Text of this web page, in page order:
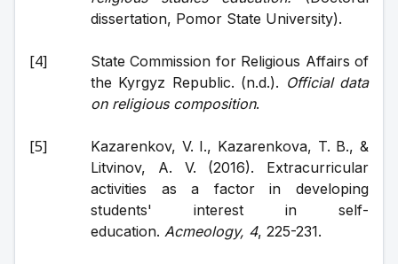
dissertation, Pomor State University).
State Commission for Religious Affairs of
the Kyrgyz Republic. (n.d.). Official data
on religious composition.
Kazarenkov, V. I., Kazarenkova, T. B., &
Litvinov, A. V. (2016). Extracurricular
activities as a factor in developing
students' interest in self-
education. Acmeology, 4, 225-231.